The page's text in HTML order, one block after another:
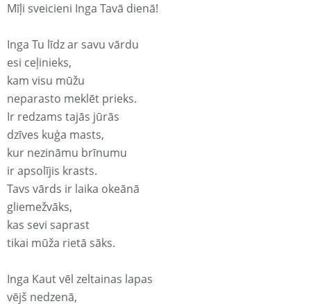
Mīļi sveicieni Inga Tavā dienā!
Inga Tu līdz ar savu vārdu
esi ceļinieks,
kam visu mūžu
neparasto meklēt prieks.
Ir redzams tajās jūrās
dzīves kuģa masts,
kur nezināmu brīnumu
ir apsolījis krasts.
Tavs vārds ir laika okeānā
gliemežvāks,
kas sevi saprast
tikai mūža rietā sāks.
Inga Kaut vēl zeltainas lapas
vējš nedzenā,